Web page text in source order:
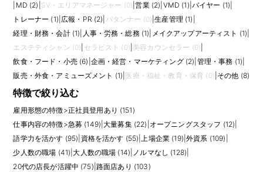
MD (2) SV・エリアマネージャー (0) |営業 (2) VMD (1) バイヤー (1)
トレーナー (1) 広報・PR (2) パタンナー (0) |生産管理 (1)
経理・財務・会計 (1) 人事・労務・総務 (1) メイクアップアーティスト (1)
エステティシャン (0) セラピスト (0) 美容カウンセラー (0)
飲食・フード・小売 (6) 企画・経営・マーケティング (2) 管理・事務 (1)
販売・外食・アミューズメント (1) 医療・福祉・教育・保育 (0) その他 (8)
特徴で絞り込む
雇用形態の特徴>正社員登用あり (151)
仕事内容の特徴>急募 (149) |大量募集 (22) オープニングスタッフ (12)
語学力を活かす (95) 資格を活かす (55) |上場企業 (19) |外資系 (109)
少人数の職場 (41) |大人数の職場 (14) ノルマなし (128)
20代の店長が活躍中 (75) 路面店あり (103)